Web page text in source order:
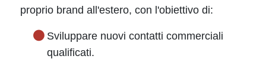
proprio brand all'estero, con l'obiettivo di:
Sviluppare nuovi contatti commerciali
qualificati.